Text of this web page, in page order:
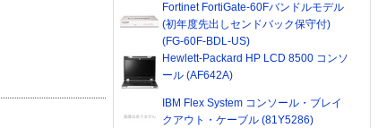
Fortinet FortiGate-60Fバンドルモデル
(初年度先出しセンドバック保守付)
(FG-60F-BDL-US)
Hewlett-Packard HP LCD 8500 コンソ
ール (AF642A)
IBM Flex System コンソール・ブレイ
クアウト・ケーブル (81Y5286)